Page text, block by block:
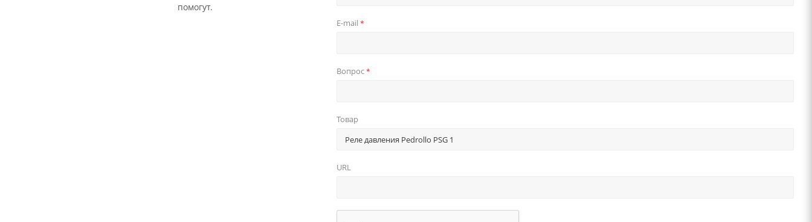
помогут.
E-mail *
Вопрос*
Товар
URL